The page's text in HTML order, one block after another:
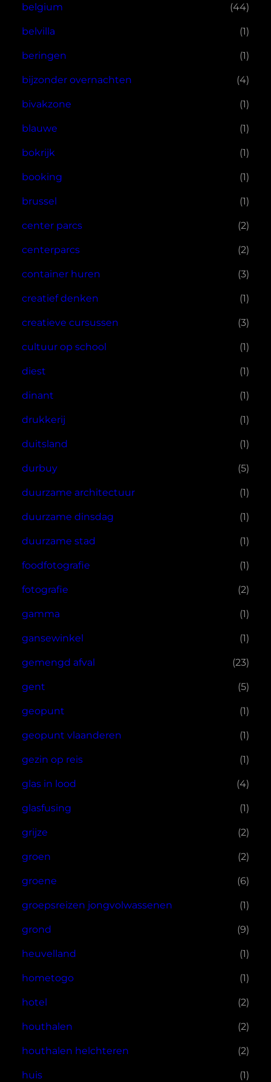
belgium (44)
belvilla (1)
beringen (1)
bijzonder overnachten (4)
bivakzone (1)
blauwe (1)
bokrijk (1)
booking (1)
brussel (1)
center parcs (2)
centerparcs (2)
container huren (3)
creatief denken (1)
creatieve cursussen (3)
cultuur op school (1)
diest (1)
dinant (1)
drukkerij (1)
duitsland (1)
durbuy (5)
duurzame architectuur (1)
duurzame dinsdag (1)
duurzame stad (1)
foodfotografie (1)
fotografie (2)
gamma (1)
gansewinkel (1)
gemengd afval (23)
gent (5)
geopunt (1)
geopunt vlaanderen (1)
gezin op reis (1)
glas in lood (4)
glasfusing (1)
grijze (2)
groen (2)
groene (6)
groepsreizen jongvolwassenen (1)
grond (9)
heuvelland (1)
hometogo (1)
hotel (2)
houthalen (2)
houthalen helchteren (2)
huis (1)